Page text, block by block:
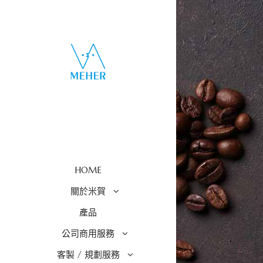
HOME
關於米賀
產品
公司商用服務
客製 / 規劃服務